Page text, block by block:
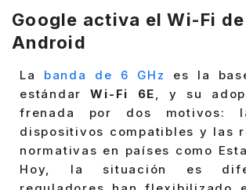
Google activa el Wi-Fi de
Android
La banda de 6 GHz
es la
estándarWi-Fi 6E, y su
frenada por dos motivos:
dispositivos compatibles y las
normativas en países como
Hoy, la situación es